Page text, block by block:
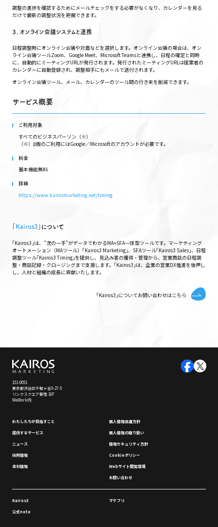
調整の進捗を確認するためにメールチェックをする必要がなくなり、カレンダーを見る
だけで最新の調整状況を把握できます。
３．オンライン会議システムと連携
日程調整時にオンライン会議や対面などを選択します。オンライン会議の場合は、オン
ライン会議ツールZoom、Google Meet、Microsoft Teamsと連携し、日程の確定と同時
に、自動的にミーティングURLが発行されます。発行されたミーティングURLは提案者の
カレンダーに自動登録され、調整相手にもメールで送付されます。
オンライン会議ツール、メール、カレンダーのツール間の行き来を削減できます。
サービス概要
ご利用対象
すべてのビジネスパーソン（※）
（※）β版のご利用にはGoogle／Microsoftのアカウントが必要です。
料金
基本機能無料
詳細
https://www.kairosmarketing.net/timing
Kairos3 ｣について
｢Kairos3｣は、"次の一手"がデータでわかるMA+SFA一体型ツールです。マーケティング
オートメーション（MAツール）｢Kairos3 Marketing｣、SFAツール｢Kairos3 Sales｣、日程
調整ツール｢Kairos3 Timing｣を提供し、見込み客の獲得・管理から、営業商談の日程調
整・商談記録・クロージングまで支援します。｢Kairos3｣は、企業の営業DX推進を後押し
し、人材と組織の成長に貢献いたします。
｢Kairos3｣についてお問い合わせはこちら
151-0051
東京都渋谷区千駄ヶ谷5-27-5
リンクスクエア新宿 16F
WeWork内
わたしたちが⽬指すこと
提供するサービス
ニュース
採⽤情報
会社情報
個⼈情報保護⽅針
個⼈情報の取り扱い
情報セキュリティ⽅針
Cookieポリシー
Webサイト閲覧環境
お問い合わせ
Kairos3 マケフリ
公式note